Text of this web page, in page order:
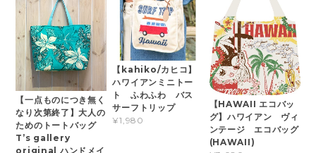
【一点ものにつき無く
なり次第終了】大人の
ためのトートバッグ
T’s gallery
original ハンドメイ
【kahiko/カヒコ】
ハワイアンミニトー
ト ふわふわ バス
サーフトリップ
¥1,980
【HAWAII エコバッ
グ】ハワイアン ヴィ
ンテージ エコバッグ
(HAWAII)